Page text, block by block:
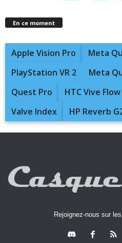
En ce moment
Apple Vision Pro
Meta
PlayStation VR 2
Meta
Quest Pro
HTC Vive Flow
Valve Index
HP Reverb
Rejoignez-nous sur